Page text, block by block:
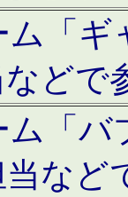
ム「
どで
ム「
など